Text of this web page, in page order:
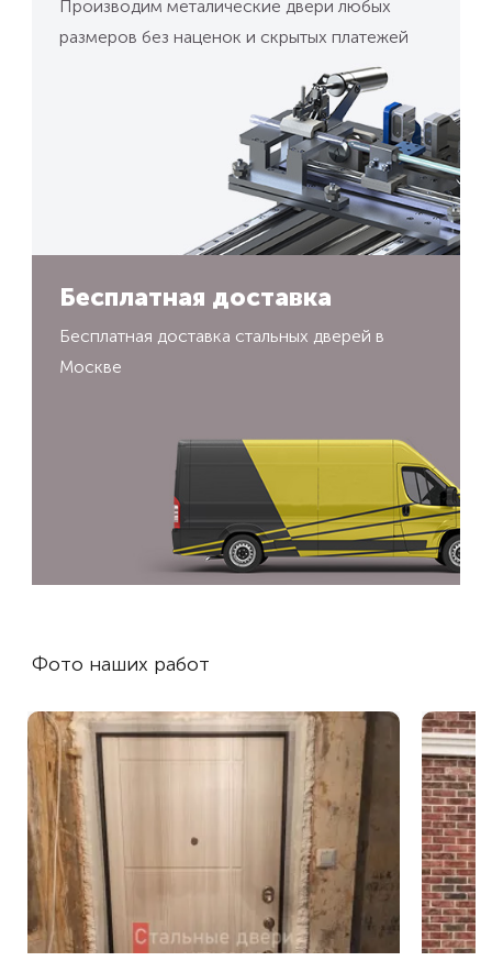
Производим металические двери любых
размеров без наценок и скрытых платежей
Бесплатная доставка
Бесплатная доставка стальных дверей в
Москве
Фото наших работ